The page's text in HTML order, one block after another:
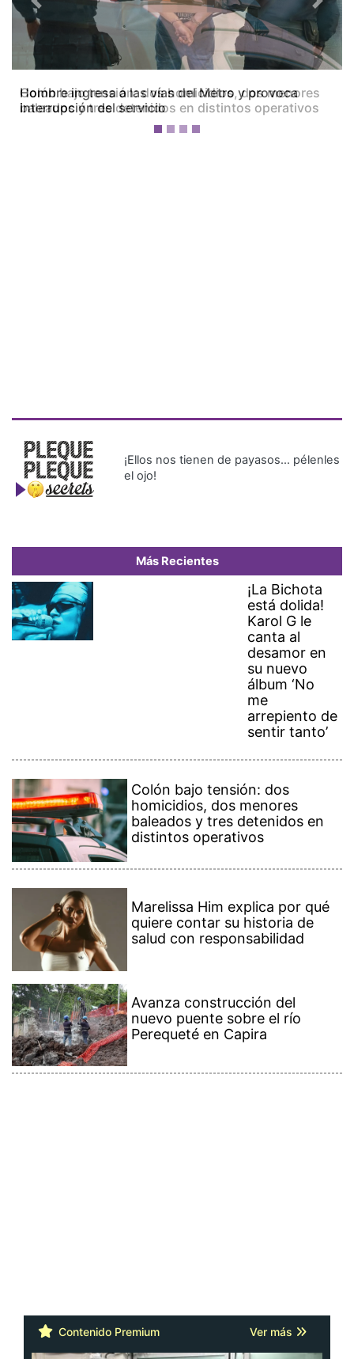
Colón bajo tensión: dos homicidios, dos menores
baleados y tres detenidos en distintos operativos
Previous Next
¡Ellos nos tienen de payasos… pélenles
el ojo!
Más Recientes
¡La Bichota
está dolida!
Karol G le
canta al
desamor en
su nuevo
álbum ‘No
me
arrepiento de
sentir tanto’
Colón bajo tensión: dos
homicidios, dos menores
baleados y tres detenidos en
distintos operativos
Marelissa Him explica por qué
quiere contar su historia de
salud con responsabilidad
Avanza construcción del
nuevo puente sobre el río
Perequeté en Capira
Contenido Premium Ver más